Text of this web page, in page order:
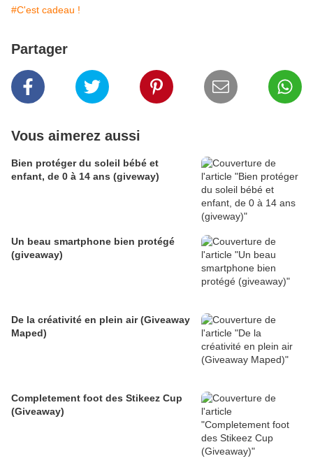
#C'est cadeau !
Partager
Vous aimerez aussi
Bien protéger du soleil bébé et
enfant, de 0 à 14 ans (giveway)
Un beau smartphone bien protégé
(giveaway)
De la créativité en plein air (Giveaway
Maped)
Completement foot des Stikeez Cup
(Giveaway)